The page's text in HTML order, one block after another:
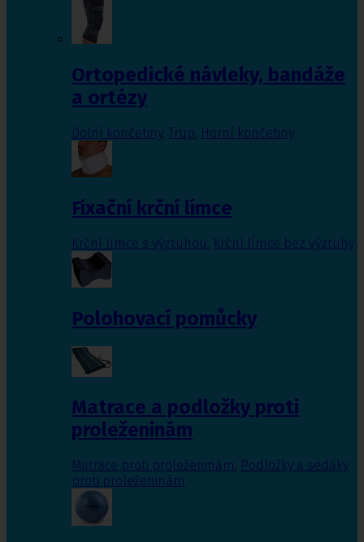
Ortopedické návleky, bandáže
a ortézy
Dolní končetiny, Trup, Horní končetiny
Fixační krční límce
Krční límce s výztuhou Krční límce bez výztuhy
Polohovací pomůcky
Matrace a podložky proti
proleženinám
Matrace proti proleženinám, Podložky a sedáky
proti proleženinám